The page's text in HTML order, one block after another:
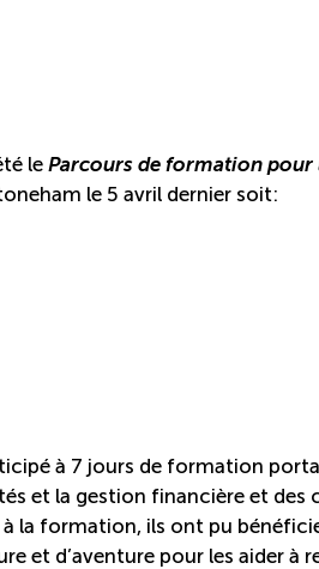
le Parcours de formation pour
le 5 avril dernier soit:
à 7 jours de formation
et la gestion financière et des
la formation, ils ont pu
et d’aventure pour les aider à